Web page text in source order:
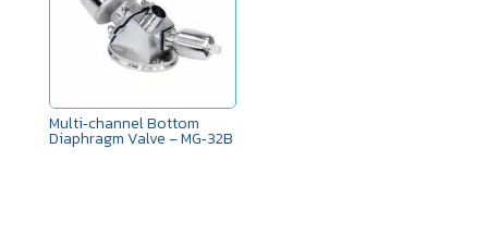
Multi‑channel Bottom
Diaphragm Valve – MG‑32B